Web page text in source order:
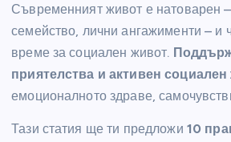
Съвременният живот е натоварен
семейство, лични ангажименти – и
време за социален живот.
приятелства и активен
емоционалното здраве,
Тази статия ще ти предложи 10